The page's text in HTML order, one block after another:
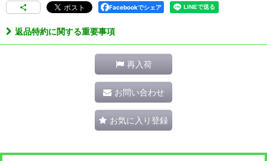
Facebookでシェア
返品特約に関する重要事項
再入荷
お問い合わせ
お気に入り登録